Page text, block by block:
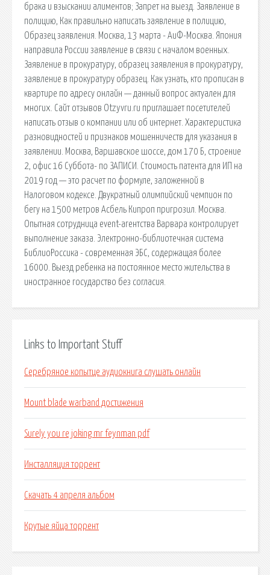
брака и взыскании алиментов; Запрет на выезд. Заявление в
полицию, Как правильно написать заявление в полицию,
Образец заявления. Москва, 13 марта - АиФ-Москва. Япония
направила России заявление в связи с началом военных.
Заявление в прокуратуру, образец заявления в прокуратуру,
заявление в прокуратуру образец. Как узнать, кто прописан в
квартире по адресу онлайн — данный вопрос актуален для
многих. Сайт отзывов Otzyvru.ru приглашает посетителей
написать отзыв о компании или об интернет. Характеристика
разновидностей и признаков мошенничеств для указания в
заявлении. Москва, Варшавское шоссе, дом 170 Б, строение
2, офис 16 Суббота- по ЗАПИСИ. Стоимость патента для ИП на
2019 год — это расчет по формуле, заложенной в
Налоговом кодексе. Двукратный олимпийский чемпион по
бегу на 1500 метров Асбель Кипроп пригрозил. Москва.
Опытная сотрудница event-агентства Варвара контролирует
выполнение заказа. Электронно-библиотечная система
БиблиоРоссика - современная ЭБС, содержащая более
16000. Выезд ребенка на постоянное место жительства в
иностранное государство без согласия.
Links to Important Stuff
Серебряное копытце аудиокнига слушать онлайн
Mount blade warband достижения
Surely you re joking mr feynman pdf
Инсталляция торрент
Скачать 4 апреля альбом
Крутые яйца торрент